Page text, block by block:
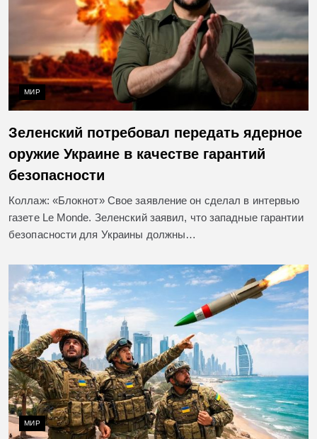
МИР
Зеленский потребовал передать ядерное
оружие Украине в качестве гарантий
безопасности
Коллаж: «Блокнот» Свое заявление он сделал в интервью
газете Le Monde. Зеленский заявил, что западные гарантии
безопасности для Украины должны…
МИР